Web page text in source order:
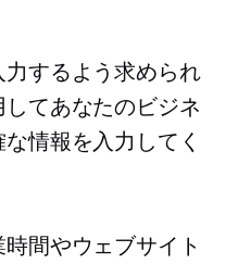
するよう求められ
てあなたのビジネ
情報を入力してく
間やウェブサイト